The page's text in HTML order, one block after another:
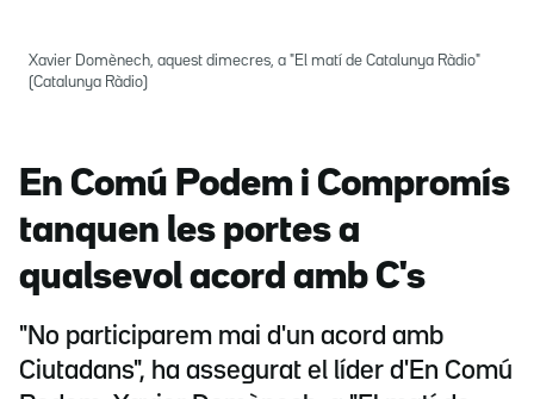
Xavier Domènech, aquest dimecres, a "El matí de Catalunya Ràdio"
(Catalunya Ràdio)
En Comú Podem i Compromís
tanquen les portes a
qualsevol acord amb C's
"No participarem mai d'un acord amb
Ciutadans", ha assegurat el líder d'En Comú